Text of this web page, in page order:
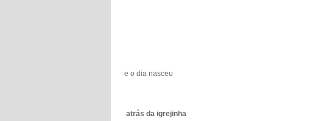
e o dia nasceu
atrás da igrejinha